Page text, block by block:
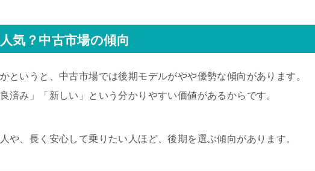
気？中古市場の傾向
というと、中古市場では後期モデルがやや優勢な傾向があります。
済み」「新しい」という分かりやすい価値があるからです。
や、長く安心して乗りたい人ほど、後期を選ぶ傾向があります。